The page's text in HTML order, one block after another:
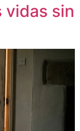
vidas sin